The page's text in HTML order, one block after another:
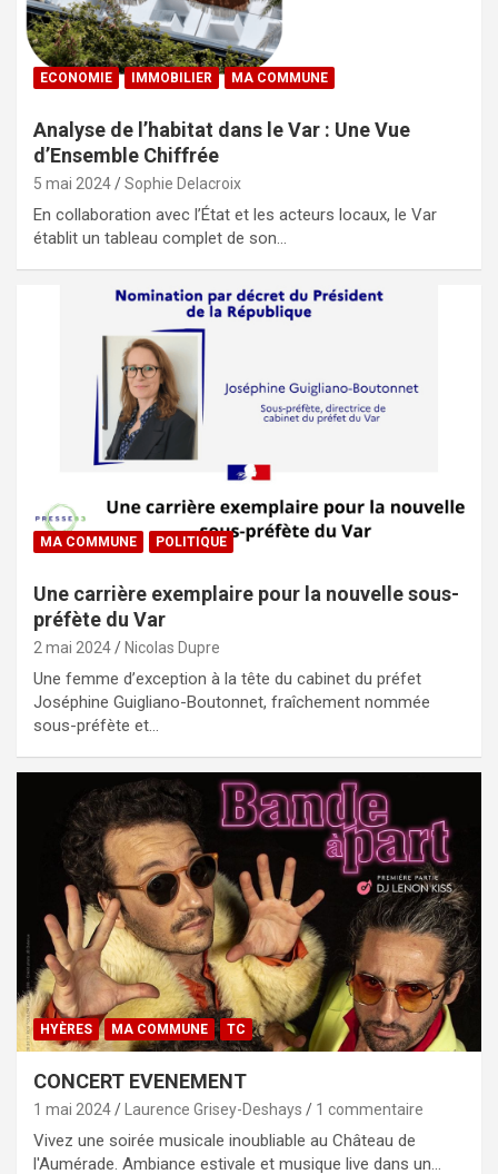
ECONOMIE IMMOBILIER MA COMMUNE
Analyse de l’habitat dans le Var : Une Vue
d’Ensemble Chiffrée
5 mai 2024 Sophie Delacroix
En collaboration avec l’État et les acteurs locaux, le Var
établit un tableau complet de son…
MA COMMUNE POLITIQUE
Une carrière exemplaire pour la nouvelle sous-
préfète du Var
2 mai 2024 Nicolas Dupre
Une femme d’exception à la tête du cabinet du préfet
Joséphine Guigliano-Boutonnet, fraîchement nommée
sous-préfète et…
HYÈRES MA COMMUNE TC
CONCERT EVENEMENT
1 mai 2024 Laurence Grisey-Deshays 1 commentaire
Vivez une soirée musicale inoubliable au Château de
l'Aumérade. Ambiance estivale et musique live dans un…